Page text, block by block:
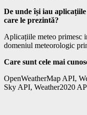
De unde își iau
care le prezintă?
Aplicațiile meteo primesc
domeniul meteorologic
Care sunt cele mai
OpenWeatherMap API,
Sky API, Weather2020